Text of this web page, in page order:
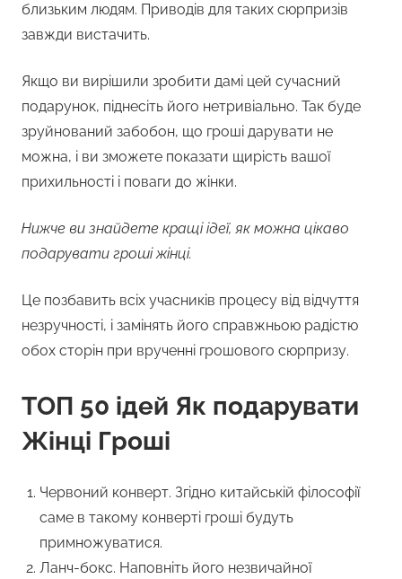
близьким людям. Приводів для таких сюрпризів
завжди вистачить.
Якщо ви вирішили зробити дамі цей сучасний
подарунок, піднесіть його нетривіально. Так буде
зруйнований забобон, що гроші дарувати не
можна, і ви зможете показати щирість вашої
прихильності і поваги до жінки.
Нижче ви знайдете кращі ідеї, як можна цікаво
подарувати гроші жінці.
Це позбавить всіх учасників процесу від відчуття
незручності, і замінять його справжньою радістю
обох сторін при врученні грошового сюрпризу.
ТОП 50 ідей Як подарувати
Жінці Гроші
Червоний конверт. Згідно китайській філософії
саме в такому конверті гроші будуть
примножуватися.
Ланч-бокс. Наповніть його незвичайної